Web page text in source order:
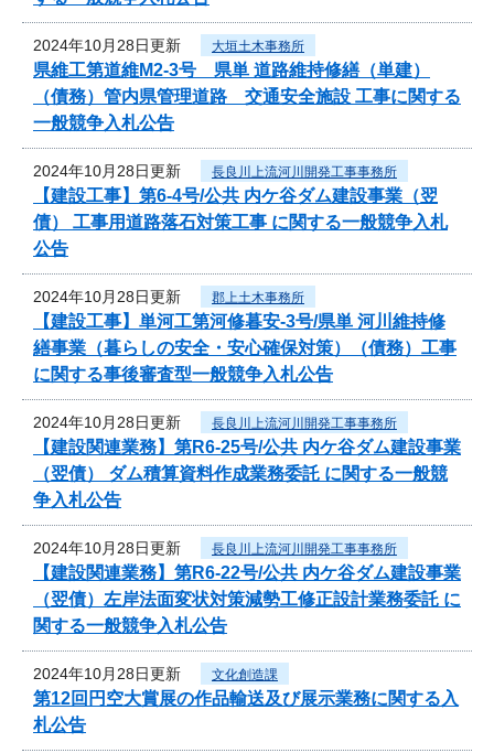
2024年10月28日更新 大垣土木事務所
県維工第道維M2-3号 県単 道路維持修繕（単建）
（債務）管内県管理道路 交通安全施設 工事に関する
一般競争入札公告
2024年10月28日更新 長良川上流河川開発工事事務所
【建設工事】第6-4号/公共 内ケ谷ダム建設事業（翌
債） 工事用道路落石対策工事 に関する一般競争入札
公告
2024年10月28日更新 郡上土木事務所
【建設工事】単河工第河修暮安-3号/県単 河川維持修
繕事業（暮らしの安全・安心確保対策）（債務）工事
に関する事後審査型一般競争入札公告
2024年10月28日更新 長良川上流河川開発工事事務所
【建設関連業務】第R6-25号/公共 内ケ谷ダム建設事業
（翌債） ダム積算資料作成業務委託 に関する一般競
争入札公告
2024年10月28日更新 長良川上流河川開発工事事務所
【建設関連業務】第R6-22号/公共 内ケ谷ダム建設事業
（翌債）左岸法面変状対策減勢工修正設計業務委託 に
関する一般競争入札公告
2024年10月28日更新 文化創造課
第12回円空大賞展の作品輸送及び展示業務に関する入
札公告